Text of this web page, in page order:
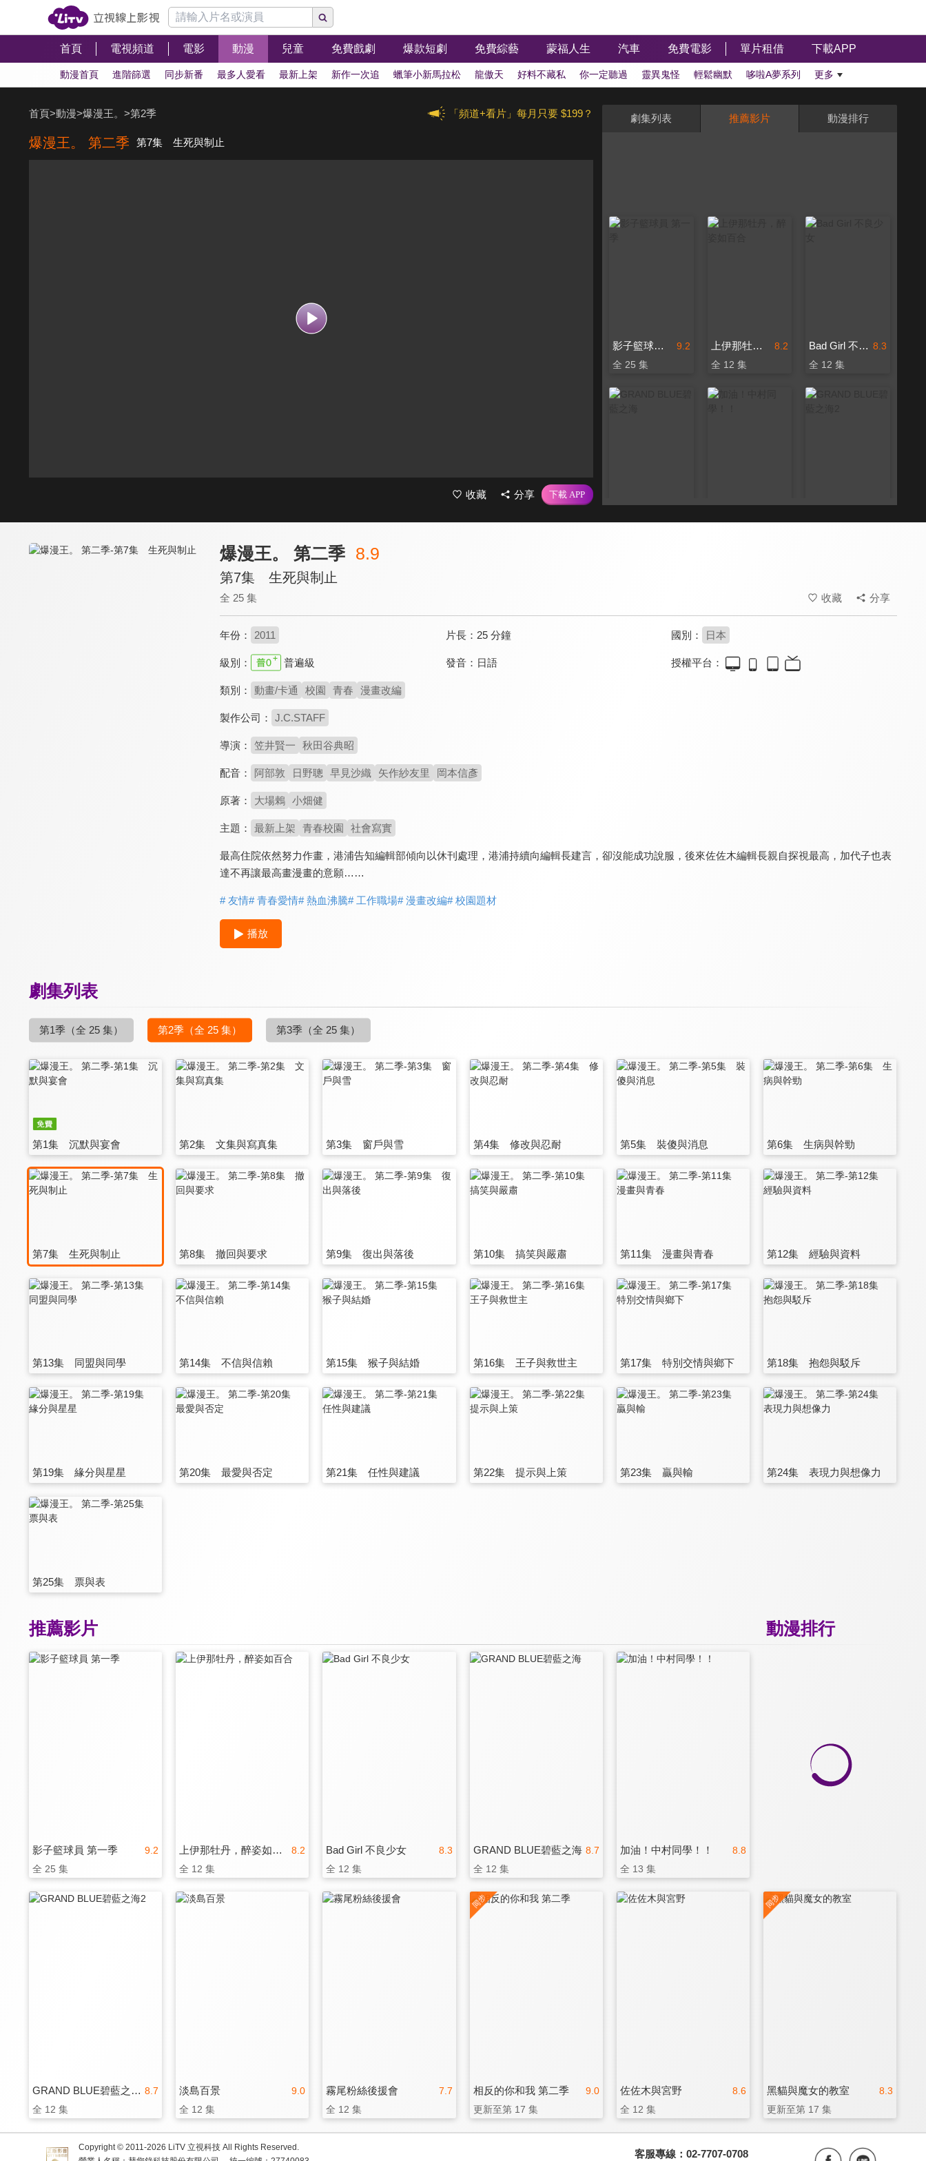
首頁 電視頻道 電影 動漫 兒童 免費戲劇 爆款短劇 免費綜藝 蒙福人生 汽車 免費電影 單片租借 下載APP
動漫首頁 進階篩選 同步新番 最多人愛看 最新上架 新作一次追 蠟筆小新馬拉松 龍傲天 好料不藏私 你一定聽過 靈異鬼怪 輕鬆幽默 哆啦A夢系列 更多
「頻道+看片」每月只要 $199？
首頁>動漫>爆漫王。 >第2季
爆漫王。 第二季 第7集 生死與制止
收藏 分享
劇集列表 推薦影片 動漫排行
9.2
影子籃球員 第一季
全 25 集
8.2
上伊那牡丹，醉姿如百合
全 12 集
8.3
Bad Girl 不良少女
全 12 集
8.6
佐佐木與宮野 8.3
黑貓與魔女的教室 8.0
別對映像研出手!
爆漫王。 第二季 8.9
第7集 生死與制止
全 25 集 收藏 分享
年份： 2011 片長： 25 分鐘 國別： 日本
級別： 普遍級 發音： 日語 授權平台：
類別： 動畫/卡通 校園 青春 漫畫改編
製作公司： J.C.STAFF
導演： 笠井賢一 秋田谷典昭
配音： 阿部敦 日野聰 早見沙織 矢作紗友里 岡本信彥
原著： 大場鶇 小畑健
主題： 最新上架 青春校園 社會寫實
最高住院依然努力作畫，港浦告知編輯部傾向以休刊處理，港浦持續向編輯長建言，卻沒能成功說服，後來佐佐木編輯長親自探視最高，加代子也表
達不再讓最高畫漫畫的意願……
# 友情# 青春愛情# 熱血沸騰# 工作職場# 漫畫改編# 校園題材
播放
劇集列表
第1季 （全 25 集） 第2季 （全 25 集） 第3季 （全 25 集）
第1集 沉默與宴會 第2集 文集與寫真集 第3集 窗戶與雪 第4集 修改與忍耐 第5集 裝傻與消息 第6集 生病與幹勁
第7集 生死與制止 第8集 撤回與要求 第9集 復出與落後 第10集 搞笑與嚴肅 第11集 漫畫與青春 第12集 經驗與資料
第13集 同盟與同學 第14集 不信與信賴 第15集 猴子與結婚 第16集 王子與救世主 第17集 特別交情與鄉下 第18集 抱怨與駁斥
第19集 緣分與星星 第20集 最愛與否定 第21集 任性與建議 第22集 提示與上策 第23集 贏與輸 第24集 表現力與想像力
第25集 票與表
動漫排行
推薦影片
9.2
影子籃球員 第一季
全 25 集
8.2
上伊那牡丹，醉姿如百合
全 12 集
8.3
Bad Girl 不良少女
全 12 集
8.7
GRAND BLUE碧藍之海
全 12 集
8.8
加油！中村同學！！
全 13 集
8.7
GRAND BLUE碧藍之海2
全 12 集
9.0
淡島百景
全 12 集
7.7
霧尾粉絲後援會
全 12 集
9.0
相反的你和我 第二季
更新至第 17 集
8.6
佐佐木與宮野
全 12 集
8.3
黑貓與魔女的教室
更新至第 17 集
Copyright © 2011-2026 LiTV 立視科技 All Rights Reserved.
客服專線：02-7707-0708